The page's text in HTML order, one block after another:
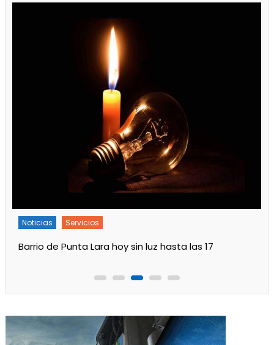
Noticias Servicios
Turnos de Farmacias de Julio 2026 en Ensenada